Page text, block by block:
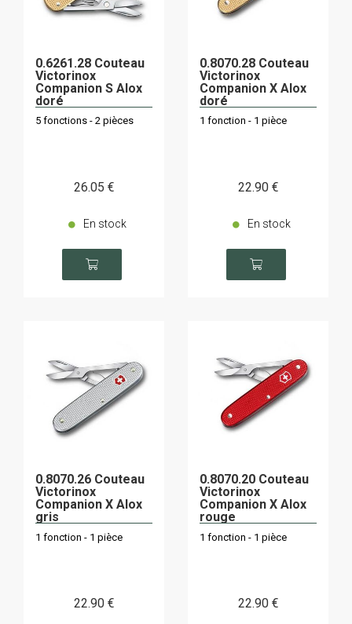
0.6261.28 Couteau
Victorinox
Companion S Alox
doré
5 fonctions - 2 pièces
26.05 €
En stock
0.8070.28 Couteau
Victorinox
Companion X Alox
doré
1 fonction - 1 pièce
22.90 €
En stock
0.8070.26 Couteau
Victorinox
Companion X Alox
gris
1 fonction - 1 pièce
22.90 €
0.8070.20 Couteau
Victorinox
Companion X Alox
rouge
1 fonction - 1 pièce
22.90 €